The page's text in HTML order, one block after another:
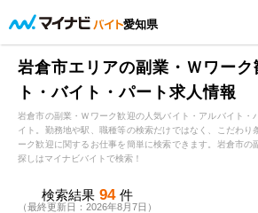
愛知県
岩倉市エリアの副業・Ｗワーク
ト・バイト・パート求人情報
岩倉市の副業・Ｗワーク歓迎の人気バイト・アルバイト・
イト。勤務地や駅、職種等の検索だけではなく、こだわり
ーク歓迎に関するお仕事を簡単に検索できます。岩倉市の
探しはマイナビバイトで検索！
検索結果 94 件
（最終更新日：2026年8月7日）